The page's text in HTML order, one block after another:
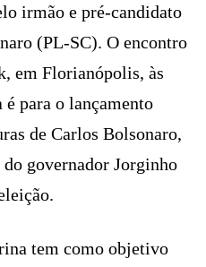
irmão e pré-candidato
(PL-SC). O encontro
em Florianópolis, às
é para o lançamento
de Carlos Bolsonaro,
governador Jorginho
tem como objetivo